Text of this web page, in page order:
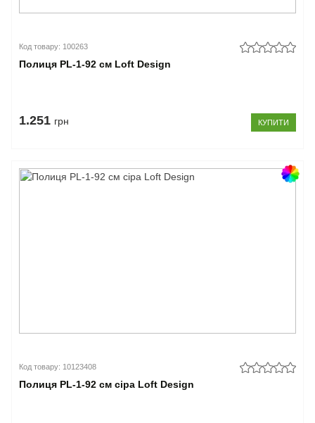
Код товару: 100263
Полиця PL-1-92 см Loft Design
1.251 грн КУПИТИ
Код товару: 10123408
Полиця PL-1-92 см сіра Loft Design